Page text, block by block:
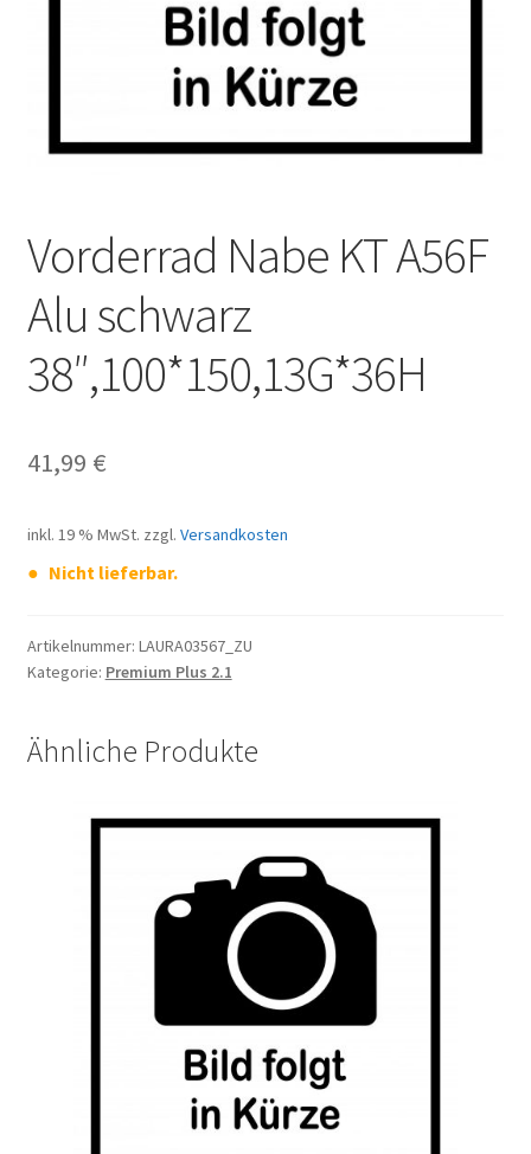
Vorderrad Nabe KT A56F
Alu schwarz
38″,100*150,13G*36H
41,99 €
inkl. 19 % MwSt. zzgl. Versandkosten
Nicht lieferbar.
Artikelnummer: LAURA03567_ZU
Kategorie: Premium Plus 2.1
Ähnliche Produkte